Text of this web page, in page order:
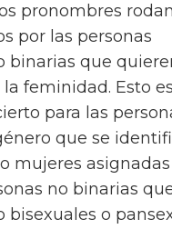
pronombres
por las personas
binarias que
feminidad. Esto es
para las
que se
mujeres
no binarias
o